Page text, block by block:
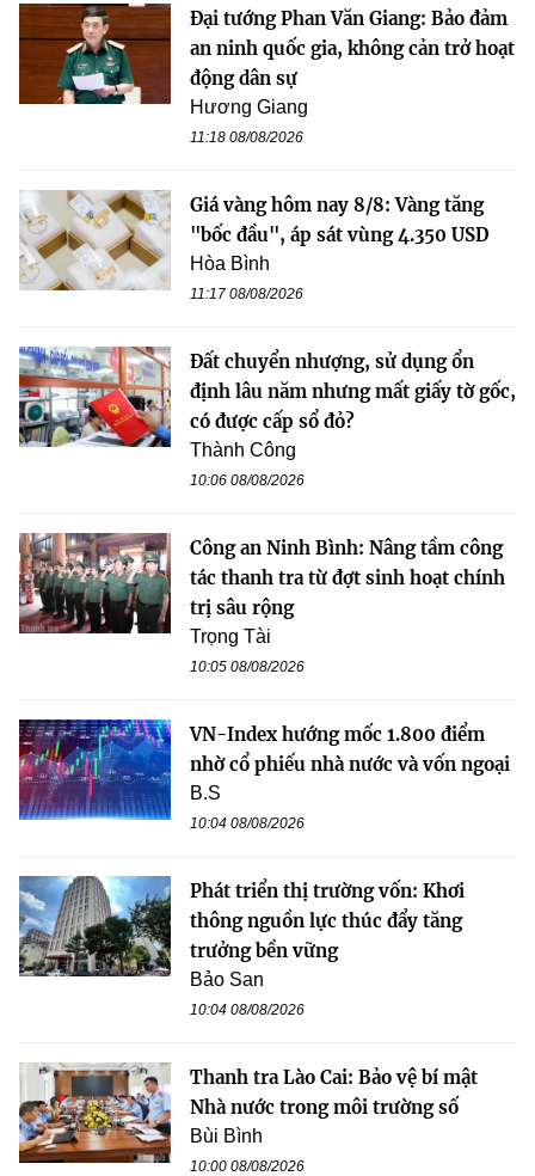
Đại tướng Phan Văn Giang: Bảo đảm
an ninh quốc gia, không cản trở hoạt
động dân sự
Hương Giang
11:18 08/08/2026
Giá vàng hôm nay 8/8: Vàng tăng
"bốc đầu", áp sát vùng 4.350 USD
Hòa Bình
11:17 08/08/2026
Đất chuyển nhượng, sử dụng ổn
định lâu năm nhưng mất giấy tờ gốc,
có được cấp sổ đỏ?
Thành Công
10:06 08/08/2026
Công an Ninh Bình: Nâng tầm công
tác thanh tra từ đợt sinh hoạt chính
trị sâu rộng
Trọng Tài
10:05 08/08/2026
VN-Index hướng mốc 1.800 điểm
nhờ cổ phiếu nhà nước và vốn ngoại
B.S
10:04 08/08/2026
Phát triển thị trường vốn: Khơi
thông nguồn lực thúc đẩy tăng
trưởng bền vững
Bảo San
10:04 08/08/2026
Thanh tra Lào Cai: Bảo vệ bí mật
Nhà nước trong môi trường số
Bùi Bình
10:00 08/08/2026